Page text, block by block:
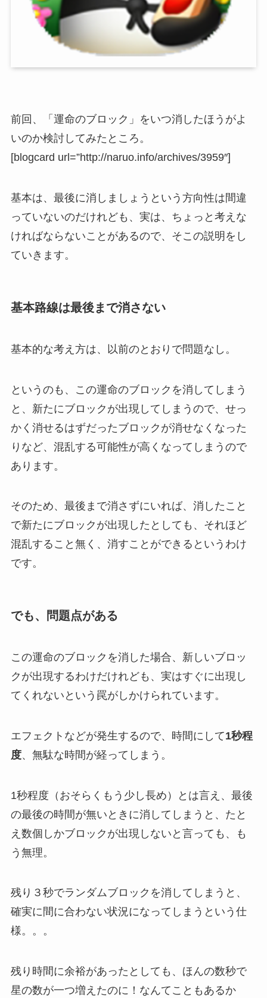
前回、「運命のブロック」をいつ消したほうがよ
いのか検討してみたところ。
[blogcard url=”http://naruo.info/archives/3959″]
基本は、最後に消しましょうという方向性は間違
っていないのだけれども、実は、ちょっと考えな
ければならないことがあるので、そこの説明をし
ていきます。
基本路線は最後まで消さない
基本的な考え方は、以前のとおりで問題なし。
というのも、この運命のブロックを消してしまう
と、新たにブロックが出現してしまうので、せっ
かく消せるはずだったブロックが消せなくなった
りなど、混乱する可能性が高くなってしまうので
あります。
そのため、最後まで消さずにいれば、消したこと
で新たにブロックが出現したとしても、それほど
混乱すること無く、消すことができるというわけ
です。
でも、問題点がある
この運命のブロックを消した場合、新しいブロッ
クが出現するわけだけれども、実はすぐに出現し
てくれない という罠がしかけられています。
エフェクトなどが発生するので、時間にして1秒程
度、無駄な時間が経ってしまう。
1秒程度（おそらくもう少し長め）とは言え、最後
の最後の時間が無いときに消してしまうと、たと
え数個しかブロックが出現しないと言っても、も
う無理。
残り３秒でランダムブロックを消してしまうと、
確実に間に合わない状況になってしまうという仕
様。。。
残り時間に余裕があったとしても、ほんの数秒で
星の数が一つ増えたのに！なんてこともあるか